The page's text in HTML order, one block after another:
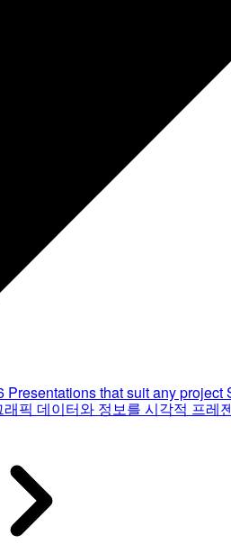
Presentations that suit any project
픽 데이터와 정보를 시각적 프레